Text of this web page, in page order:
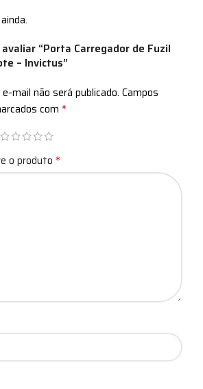
“Porta Carregador de Fuzil
– Invictus”
mail não será publicado. Campos
com *
o produto *